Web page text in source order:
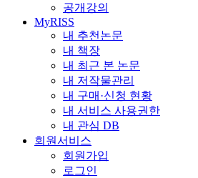
공개강의
MyRISS
내 추천논문
내 책장
내 최근 본 논문
내 저작물관리
내 구매·신청 현황
내 서비스 사용권한
내 관심 DB
회원서비스
회원가입
로그인